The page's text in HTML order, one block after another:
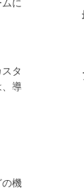
タ
導
機